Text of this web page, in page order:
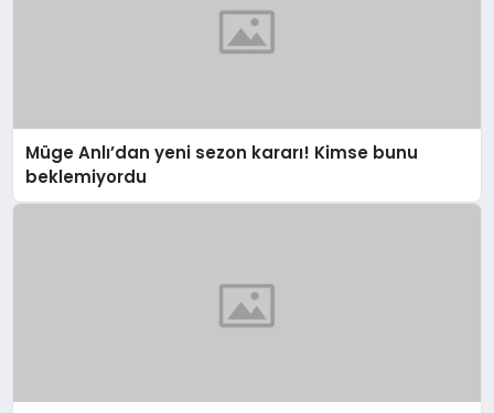
Müge Anlı’dan yeni sezon kararı! Kimse bunu
beklemiyordu